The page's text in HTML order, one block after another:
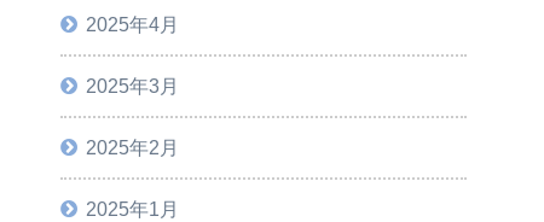
2025年4月
2025年3月
2025年2月
2025年1月